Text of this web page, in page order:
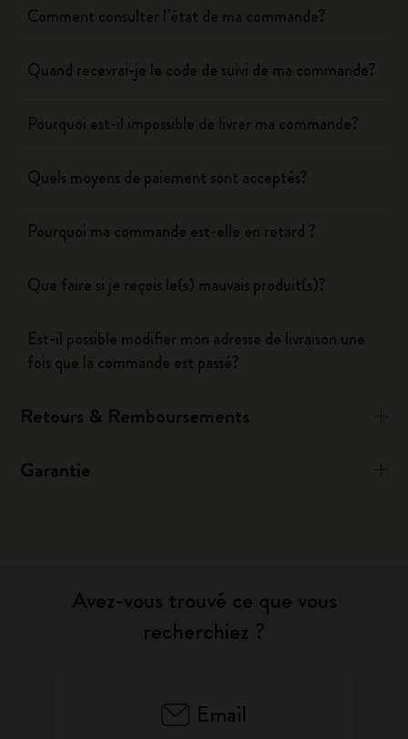
Comment consulter l’état de ma commande?
Quand recevrai-je le code de suivi de ma commande?
Pourquoi est-il impossible de livrer ma commande?
Quels moyens de paiement sont acceptés?
Pourquoi ma commande est-elle en retard ?
Que faire si je reçois le(s) mauvais produit(s)?
Est-il possible modifier mon adresse de livraison une
fois que la commande est passé?
Retours & Remboursements
Garantie
Avez-vous trouvé ce que vous
recherchiez ?
Email